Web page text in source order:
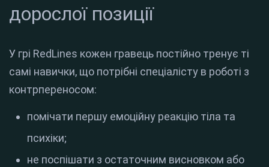
дорослої позиції
У грі RedLines кожен гравець постійно тренує ті
самі навички, що потрібні спеціалісту в роботі з
контрпереносом:
помічати першу емоційну реакцію тіла та
психіки;
не поспішати з остаточним висновком або